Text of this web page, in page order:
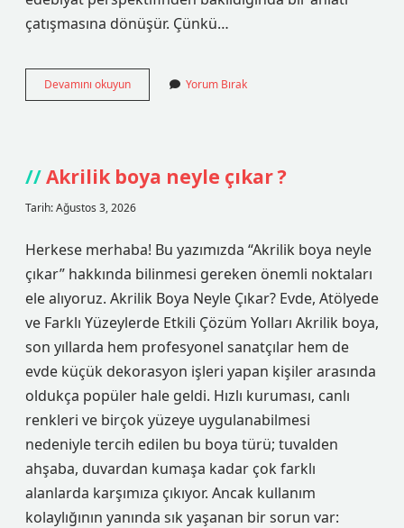
çatışmasına dönüşür. Çünkü…
Devamını okuyunAvcı
böreği
?
Yorum Bırak
Akrilik boya neyle çıkar ?
Tarih: Ağustos 3, 2026
Herkese merhaba! Bu yazımızda “Akrilik boya neyle
çıkar” hakkında bilinmesi gereken önemli noktaları
ele alıyoruz. Akrilik Boya Neyle Çıkar? Evde, Atölyede
ve Farklı Yüzeylerde Etkili Çözüm Yolları Akrilik boya,
son yıllarda hem profesyonel sanatçılar hem de
evde küçük dekorasyon işleri yapan kişiler arasında
oldukça popüler hale geldi. Hızlı kuruması, canlı
renkleri ve birçok yüzeye uygulanabilmesi
nedeniyle tercih edilen bu boya türü; tuvalden
ahşaba, duvardan kumaşa kadar çok farklı
alanlarda karşımıza çıkıyor. Ancak kullanım
kolaylığının yanında sık yaşanan bir sorun var: